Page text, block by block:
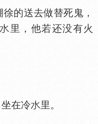
的送去做替死鬼，
里，他若还没有火
在冷 里。